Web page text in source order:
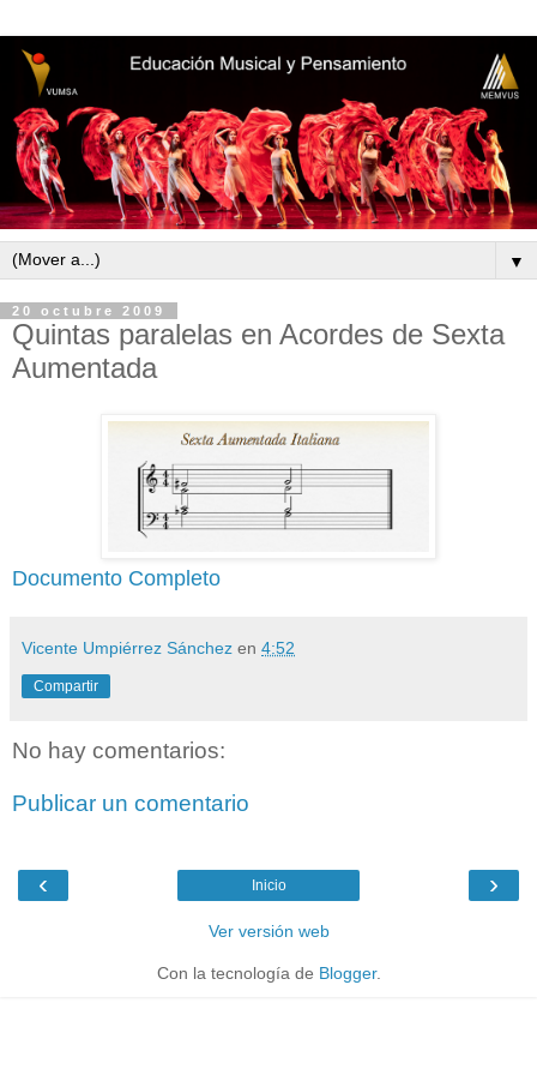
▼
20 octubre 2009
Quintas paralelas en Acordes de Sexta
Aumentada
Documento Completo
Vicente Umpiérrez Sánchez en 4:52
Compartir
No hay comentarios:
Publicar un comentario
‹ ›
Inicio
Ver versión web
Con la tecnología de Blogger.